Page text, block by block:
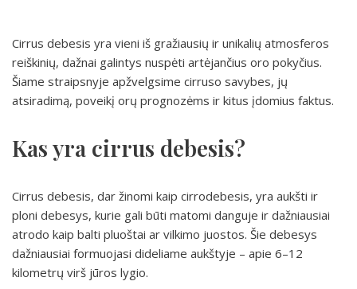
Cirrus debesis yra vieni iš gražiausių ir unikalių atmosferos
reiškinių, dažnai galintys nuspėti artėjančius oro pokyčius.
Šiame straipsnyje apžvelgsime cirruso savybes, jų
atsiradimą, poveikį orų prognozėms ir kitus įdomius faktus.
Kas yra cirrus debesis?
Cirrus debesis, dar žinomi kaip cirrodebesis, yra aukšti ir
ploni debesys, kurie gali būti matomi danguje ir dažniausiai
atrodo kaip balti pluoštai ar vilkimo juostos. Šie debesys
dažniausiai formuojasi dideliame aukštyje – apie 6–12
kilometrų virš jūros lygio.